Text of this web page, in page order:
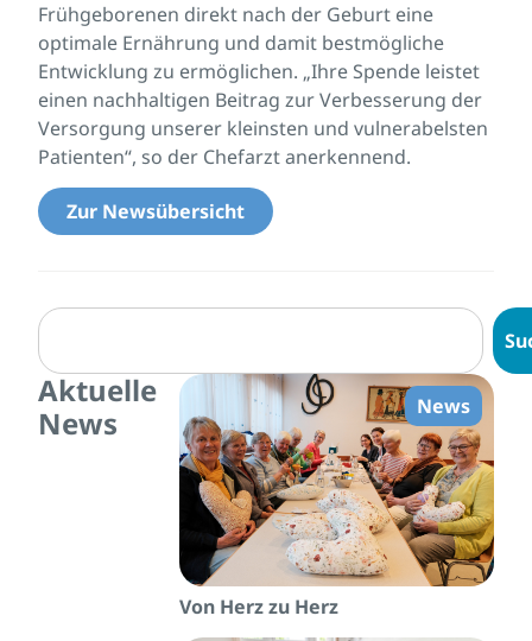
Frühgeborenen direkt nach der Geburt eine
optimale Ernährung und damit bestmögliche
Entwicklung zu ermöglichen. „Ihre Spende leistet
einen nachhaltigen Beitrag zur Verbesserung der
Versorgung unserer kleinsten und vulnerabelsten
Patienten“, so der Chefarzt anerkennend.
Zur Newsübersicht
Aktuelle
News
News
Von Herz zu Herz